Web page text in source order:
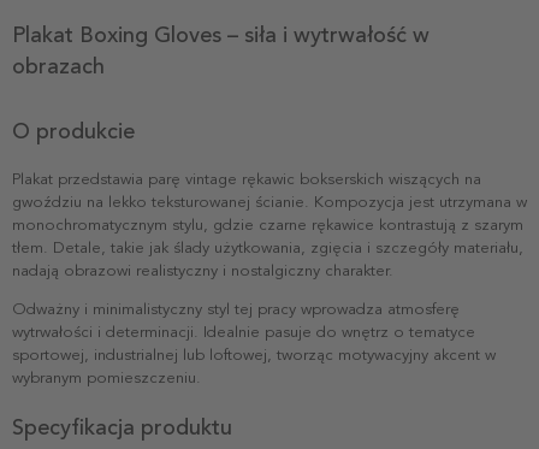
Plakat Boxing Gloves – siła i wytrwałość w
obrazach
O produkcie
Plakat przedstawia parę vintage rękawic bokserskich wiszących na
gwoździu na lekko teksturowanej ścianie. Kompozycja jest utrzymana w
monochromatycznym stylu, gdzie czarne rękawice kontrastują z szarym
tłem. Detale, takie jak ślady użytkowania, zgięcia i szczegóły materiału,
nadają obrazowi realistyczny i nostalgiczny charakter.
Odważny i minimalistyczny styl tej pracy wprowadza atmosferę
wytrwałości i determinacji. Idealnie pasuje do wnętrz o tematyce
sportowej, industrialnej lub loftowej, tworząc motywacyjny akcent w
wybranym pomieszczeniu.
Specyfikacja produktu